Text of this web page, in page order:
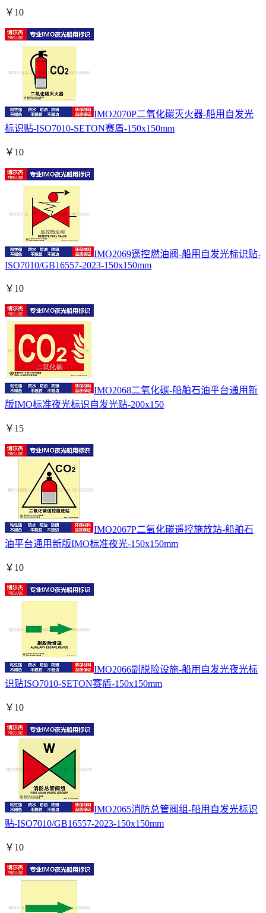
￥ 10
IMO2070P二氧化碳灭火器-船用自发光
标识贴-ISO7010-SETON赛盾-150x150mm
￥ 10
IMO2069遥控燃油阀-船用自发光标识贴-
ISO7010/GB16557-2023-150x150mm
￥ 10
IMO2068二氧化碳-船舶石油平台通用新
版IMO标准夜光标识自发光贴-200x150
￥ 15
IMO2067P二氧化碳遥控施放站-船舶石
油平台通用新版IMO标准夜光-150x150mm
￥ 10
IMO2066副脱险设施-船用自发光夜光标
识贴ISO7010-SETON赛盾-150x150mm
￥ 10
IMO2065消防总管阀组-船用自发光标识
贴-ISO7010/GB16557-2023-150x150mm
￥ 10